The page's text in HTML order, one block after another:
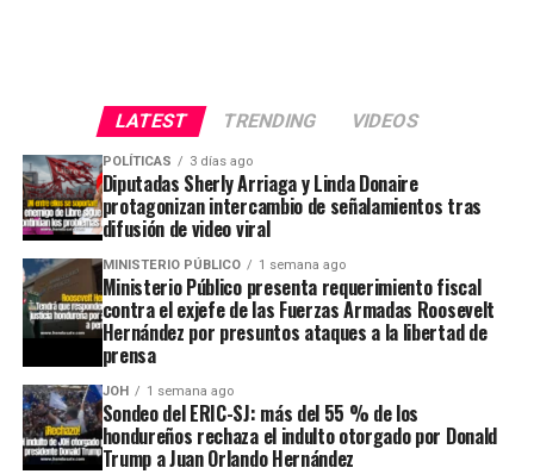
LATEST TRENDING VIDEOS
POLÍTICAS 3 días ago
Diputadas Sherly Arriaga y Linda Donaire
protagonizan intercambio de señalamientos tras
difusión de video viral
MINISTERIO PÚBLICO 1 semana ago
Ministerio Público presenta requerimiento fiscal
contra el exjefe de las Fuerzas Armadas Roosevelt
Hernández por presuntos ataques a la libertad de
prensa
JOH 1 semana ago
Sondeo del ERIC-SJ: más del 55 % de los
hondureños rechaza el indulto otorgado por Donald
Trump a Juan Orlando Hernández